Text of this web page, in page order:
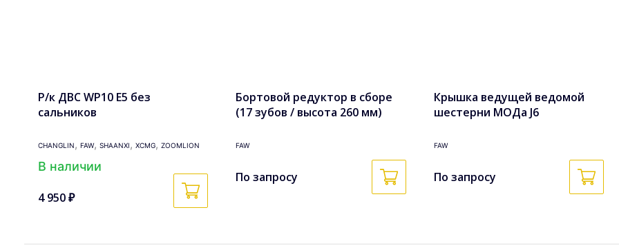
Р/к ДВС WP10 Е5 без
сальников
CHANGLIN, FAW, SHAANXI, XCMG, ZOOMLION
В наличии
4 950 ₽
Бортовой редуктор в сборе
(17 зубов / высота 260 мм)
FAW
По запросу
Крышка ведущей ведомой
шестерни МОДа J6
FAW
По запросу